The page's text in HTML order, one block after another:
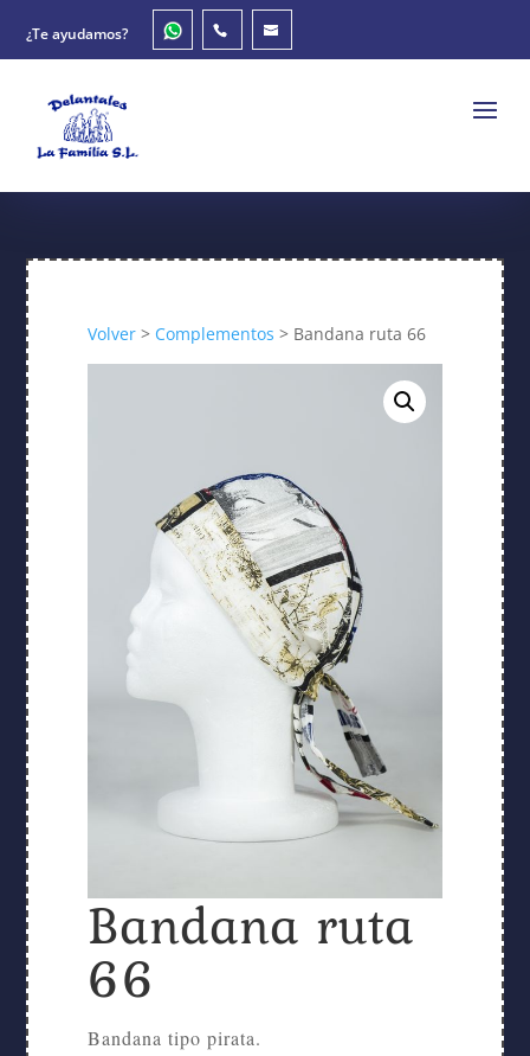
¿Te ayudamos?
Volver> Complementos > Bandana ruta 66
Bandana ruta
66
Bandana tipo pirata.